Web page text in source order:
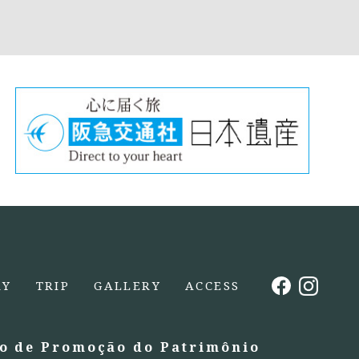
TRIP GALLERY ACCESS
de Promoção do Patrimônio